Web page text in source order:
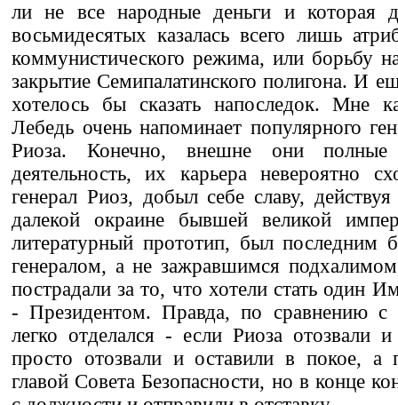
ли не все народные деньги и которая
восьмидесятых казалась всего лишь
коммунистического режима, или борьбу
закрытие Семипалатинского полигона. И
хотелось бы сказать напоследок. Мне
Лебедь очень напоминает популярного
Риоза. Конечно, внешне они
деятельность, их карьера невероятно
генерал Риоз, добыл себе славу,
далекой окраине бывшей великой
литературный прототип, был
генералом, а не зажравшимся
пострадали за то, что хотели стать один
- Президентом. Правда, по сравнению
легко отделался - если Риоза отозвали
просто отозвали и оставили в покое, а
главой Совета Безопасности, но в конце